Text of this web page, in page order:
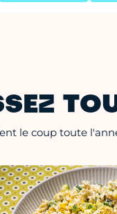
le coup toute